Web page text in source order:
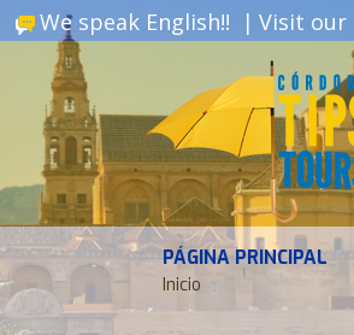
We speak English!! | Visit our
PÁGINA PRINCIPAL
Inicio